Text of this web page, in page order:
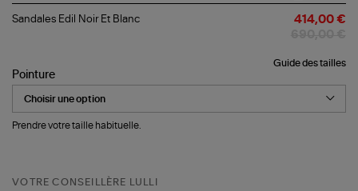
Sandales
Blanc
Sandales Edil Noir Et Blanc 414,00 €
Guide des tailles
Pointure
Prendre votre taille habituelle.
VOTRE CONSEILLÈRE LULLI